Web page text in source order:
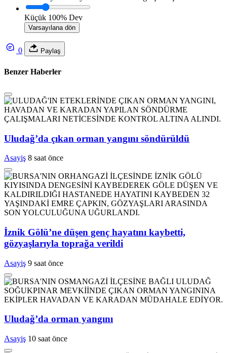
Küçük 100% Dev
Varsayılana dön
0 Paylaş
Benzer Haberler
Uludağ’da çıkan orman yangını söndürüldü
Asayiş 8 saat önce
İznik Gölü’ne düşen genç hayatını kaybetti,
gözyaşlarıyla toprağa verildi
Asayiş 9 saat önce
Uludağ’da orman yangını
Asayiş 10 saat önce